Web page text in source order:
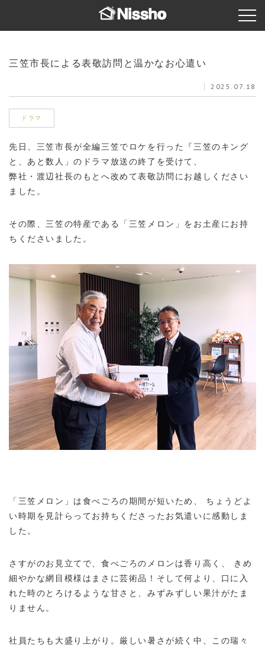
三笠市長による表敬訪問と温かなお心遣い
2025.07.18
ドラマ
先日、三笠市長が全編三笠でロケを行った『三笠のキング
と、あと数人」のドラマ放送の終了を受けて、
弊社・渡辺社長のもとへ改めて表敬訪問にお越しください
ました。
その際、三笠の特産である「三笠メロン」をお土産にお持
ちくださいました。
「三笠メロン」は食べごろの期間が短いため、 ちょうどよ
い時期を見計らってお持ちくださったお気遣いに感動しま
した。
さすがのお見立てで、食べごろのメロンは香り高く、 きめ
細やかな網目模様はまさに芸術品！そして何より、口に入
れた時のとろけるような甘さと、みずみずしい果汁がたま
りません。
社員たちも大盛り上がり。厳しい暑さが続く中、この瑞々